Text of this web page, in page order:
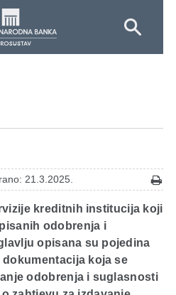
21.3.2025.
kreditnih institucija koji
odobrenja i
opisana su pojedina
koja se
odobrenja i suglasnosti